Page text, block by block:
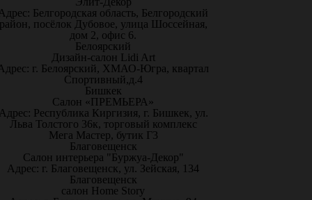
Белгородская область, Белгородский
посёлок Дубовое, улица Шоссейная,
дом 2, офис 6.
Белоярский
Дизайн-салон Lidi Art
г. Белоярский, ХМАО-Югра, квартал
Спортивный,д.4
Бишкек
Салон «ПРЕМЬЕРА»
Республика Киргизия, г. Бишкек, ул.
Льва Толстого 36к, торговый комплекс
Мега Мастер, бутик Г3
Благовещенск
Салон интерьера "Буржуа-Декор"
Адрес: г. Благовещенск, ул. Зейская, 134
Благовещенск
салон Home Story